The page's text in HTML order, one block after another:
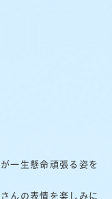
一生懸命頑張る姿を
んの表情を楽しみに